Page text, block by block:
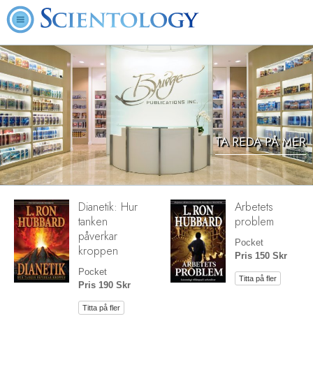
TA REDA PÅ MER
Dianetik: Hur
tanken
påverkar
kroppen
Pocket
Pris 190 Skr
Titta på fler
Arbetets
problem
Pocket
Pris 150 Skr
Titta på fler